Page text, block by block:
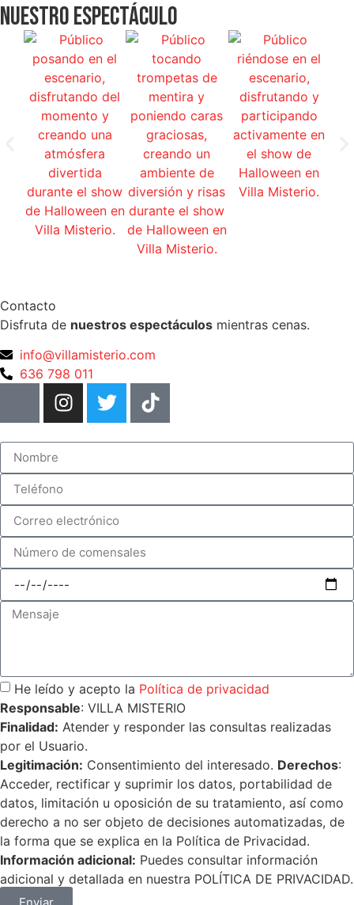
Nuestro espectáculo
Contacto
Disfruta de nuestros espectáculos mientras cenas.
info@villamisterio.com
636 798 011
He leído y acepto la Política de privacidad
Responsable: VILLA MISTERIO
Finalidad: Atender y responder las consultas realizadas
por el Usuario.
Legitimación: Consentimiento del interesado. Derechos:
Acceder, rectificar y suprimir los datos, portabilidad de
datos, limitación u oposición de su tratamiento, así como
derecho a no ser objeto de decisiones automatizadas, de
la forma que se explica en la Política de Privacidad.
Información adicional: Puedes consultar información
adicional y detallada en nuestra POLÍTICA DE PRIVACIDAD.